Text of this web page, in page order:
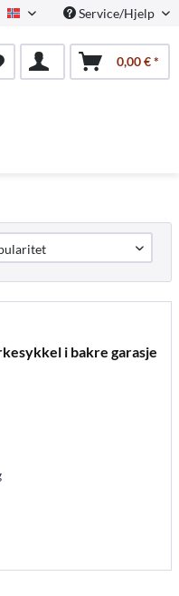
NorwegianService/Hjelp
0,00 € *
i bakre garasje